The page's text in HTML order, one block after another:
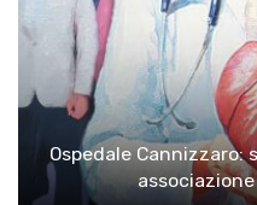
Ospedale Cannizzaro: